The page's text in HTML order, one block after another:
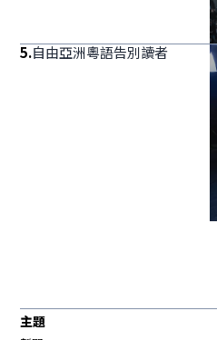
5.自由亞洲粵語告別讀者
主題